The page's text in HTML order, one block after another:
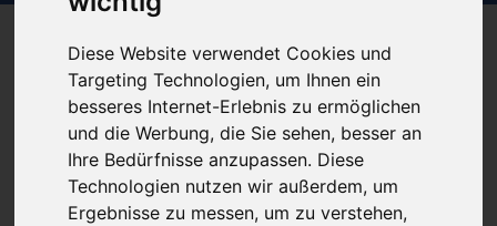
Diese Website verwendet Cookies und
Targeting Technologien, um Ihnen ein
besseres Internet-Erlebnis zu ermöglichen
und die Werbung, die Sie sehen, besser an
Ihre Bedürfnisse anzupassen. Diese
Technologien nutzen wir außerdem, um
Ergebnisse zu messen, um zu verstehen,
« ‹ ... 2 3 4 5 6 ...
Filter anzeigen
Sortierung :